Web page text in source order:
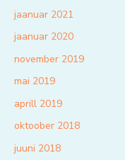
jaanuar 2021
jaanuar 2020
november 2019
mai 2019
aprill 2019
oktoober 2018
juuni 2018